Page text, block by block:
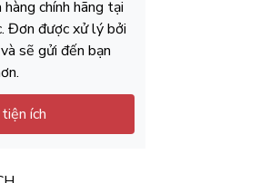
chính hãng tại
Đơn được xử lý bởi
sẽ gửi đến bạn
ích